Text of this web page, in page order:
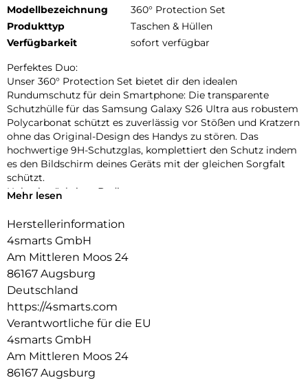
Modellbezeichnung
360° Protection Set
Produkttyp
Taschen & Hüllen
Verfügbarkeit
sofort verfügbar
Perfektes Duo:
Unser 360° Protection Set bietet dir den idealen
Rundumschutz für dein Smartphone: Die transparente
Schutzhülle für das Samsung Galaxy S26 Ultra aus robustem
Polycarbonat schützt es zuverlässig vor Stößen und Kratzern
ohne das Original-Design des Handys zu stören. Das
hochwertige 9H-Schutzglas, komplettiert den Schutz indem
es den Bildschirm deines Geräts mit der gleichen Sorgfalt
schützt.
Unbeeinträchtigte Bedienung:
optimalen Schutz für dein Gerät, ohne die Bedienbarkeit
Kratzern bewahrt, schützt das Schutzglas das Display, ohne
die Touchscreen-Funktionalität zu beeinträchtigen. Erlebe
uneingeschränkte Nutzung und maximalen Schutz in einem
Produkt.
Transparente Eleganz:
Entdecke den Vorteil von Schutz und Ästhetik mit unserer
Hülle. Die Transparenz der Hülle erhält das ursprüngliche
Design deines Geräts und ermöglicht es, die Farbe und die
Feinheiten deines Geräts voll zur Geltung zu bringen.
Mehr lesen
Herstellerinformation
4smarts GmbH
Am Mittleren Moos 24
86167 Augsburg
Deutschland
https://4smarts.com
Verantwortliche für die EU
4smarts GmbH
Am Mittleren Moos 24
86167 Augsburg